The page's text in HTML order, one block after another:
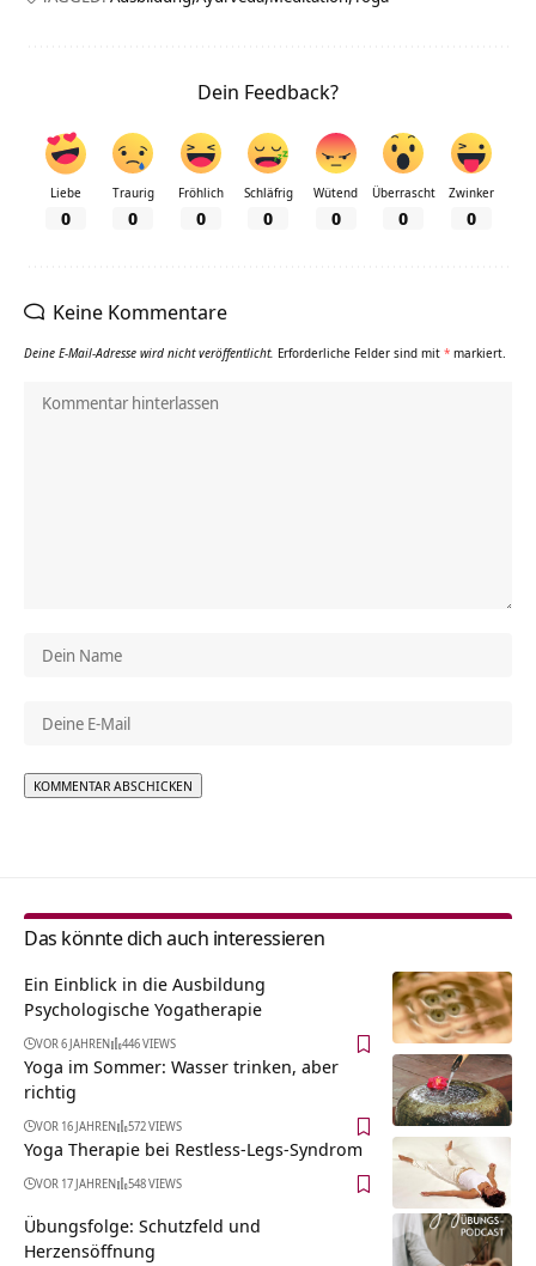
Dein Feedback?
Liebe
0
Traurig
0
Fröhlich
0
Schläfrig
0
Wütend
0
Überrascht
0
Zwinker
0
Keine Kommentare
Deine E-Mail-Adresse wird nicht veröffentlicht. Erforderliche Felder sind mit * markiert.
Das könnte dich auch interessieren
Ein Einblick in die Ausbildung
Psychologische Yogatherapie
VOR 6 JAHREN 446 VIEWS
Yoga im Sommer: Wasser trinken, aber
richtig
VOR 16 JAHREN 572 VIEWS
Yoga Therapie bei Restless-Legs-Syndrom
VOR 17 JAHREN 548 VIEWS
Übungsfolge: Schutzfeld und
Herzensöffnung